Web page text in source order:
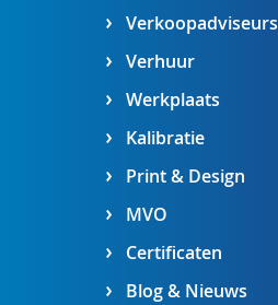
Verkoopadviseurs
Verhuur
Werkplaats
Kalibratie
Print & Design
MVO
Certificaten
Blog & Nieuws